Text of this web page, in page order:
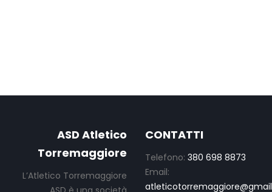
ASD Atletico
Torremaggiore
L’Atletico Torremaggiore
CONTATTI
Telefono: 380 698 8873
Email: